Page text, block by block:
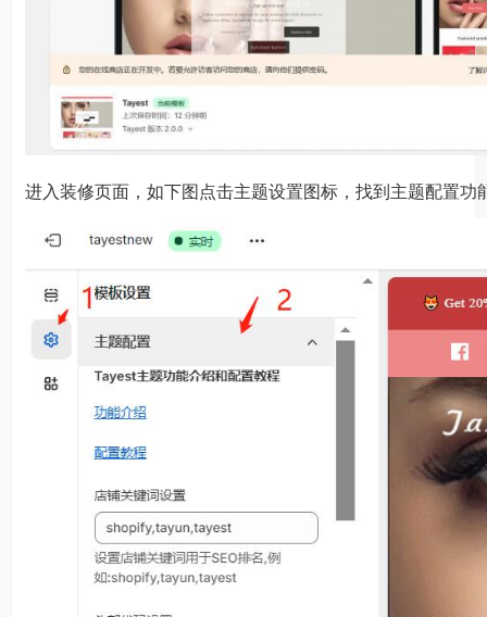
进入装修页面，如下图点击主题设置图标，找到主题配置功